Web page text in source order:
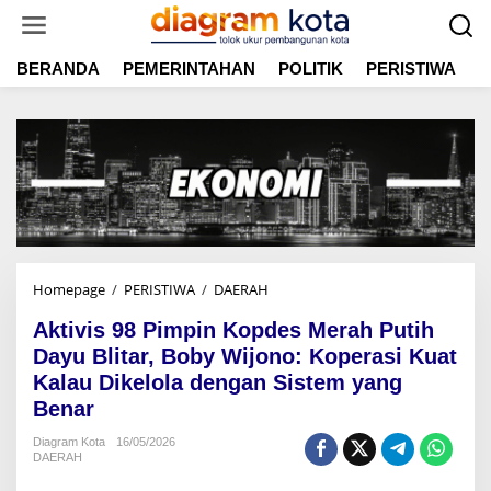
t
BERANDA PEMERINTAHAN POLITIK PERISTIWA
Homepage / PERISTIWA / DAERAH
t
i
v
Aktivis 98 Pimpin Kopdes Merah Putih
Dayu Blitar, Boby Wijono: Koperasi Kuat
Kalau Dikelola dengan Sistem yang
Benar
Diagram Kota
16/05/2026
DAERAH